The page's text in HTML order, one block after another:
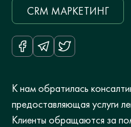
CRM МАРКЕТИНГ
К нам обратилась
предоставляющая услуги
Клиенты обращаются за